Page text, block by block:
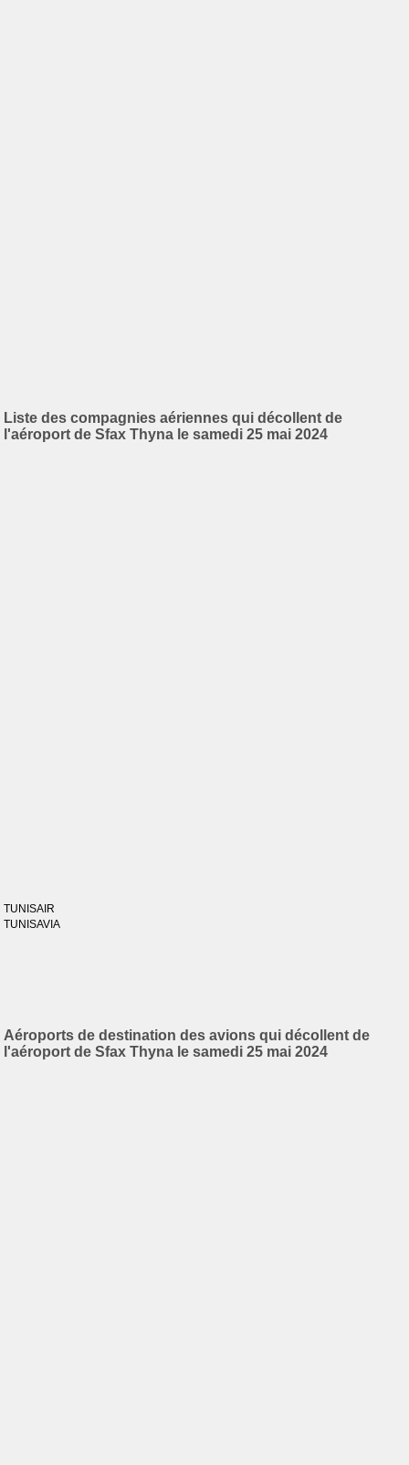
Liste des compagnies aériennes qui décollent de
l'aéroport de Sfax Thyna le samedi 25 mai 2024
TUNISAIR
TUNISAVIA
Aéroports de destination des avions qui décollent de
l'aéroport de Sfax Thyna le samedi 25 mai 2024